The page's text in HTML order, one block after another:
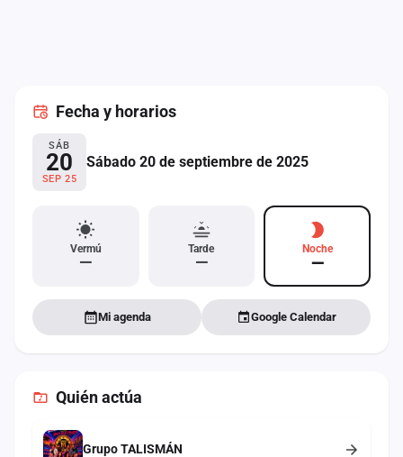
Fecha y horarios
SÁB
20
SEP 25
Sábado 20 de septiembre de 2025
Vermú
—
Tarde
—
Noche
—
Mi agenda Google Calendar
Quién actúa
Grupo TALISMÁN
Administración
Contacto